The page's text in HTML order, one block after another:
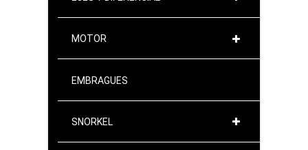
MOTOR
EMBRAGUES
SNORKEL